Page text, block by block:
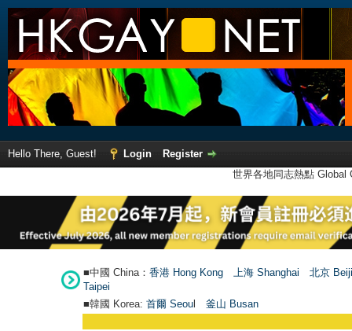
Hello There, Guest! Login
Register
世界各地同志熱點
■中國 China： 香港 Hong Kong 上海 Shanghai
北京
Taipei
■韓國 Korea: 首爾 Seoul 釜山 Busan